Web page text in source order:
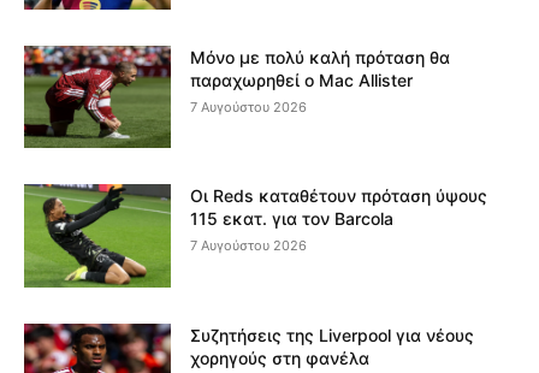
Μόνο με πολύ καλή πρόταση θα
παραχωρηθεί ο Mac Allister
7 Αυγούστου 2026
Οι Reds καταθέτουν πρόταση ύψους
115 εκατ. για τον Barcola
7 Αυγούστου 2026
Συζητήσεις της Liverpool για νέους
χορηγούς στη φανέλα